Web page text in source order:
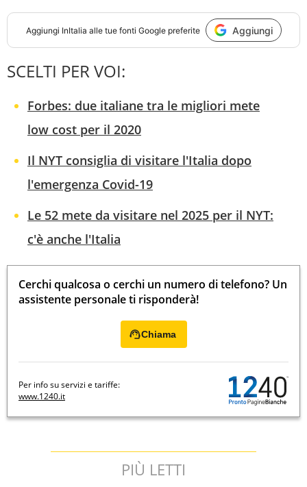
Aggiungi InItalia alle tue fonti Google preferite Aggiungi
SCELTI PER VOI:
Forbes: due italiane tra le migliori mete
low cost per il 2020
Il NYT consiglia di visitare l'Italia dopo
l'emergenza Covid-19
Le 52 mete da visitare nel 2025 per il NYT:
c'è anche l'Italia
Cerchi qualcosa o cerchi un numero di telefono? Un
assistente personale ti risponderà!
Chiama
Per info su servizi e tariffe:
www.1240.it
PIÙ LETTI